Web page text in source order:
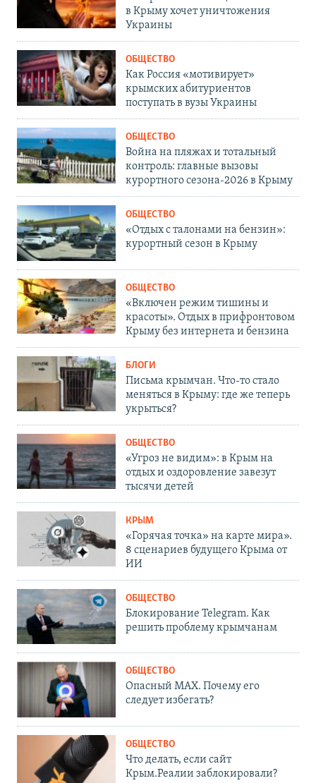
в Крыму хочет уничтожения
Украины
ОБЩЕСТВО
Как Россия «мотивирует»
крымских абитуриентов
поступать в вузы Украины
ОБЩЕСТВО
Война на пляжах и тотальный
контроль: главные вызовы
курортного сезона-2026 в Крыму
ОБЩЕСТВО
«Отдых с талонами на бензин»:
курортный сезон в Крыму
ОБЩЕСТВО
«Включен режим тишины и
красоты». Отдых в прифронтовом
Крыму без интернета и бензина
БЛОГИ
Письма крымчан. Что-то стало
меняться в Крыму: где же теперь
укрыться?
ОБЩЕСТВО
«Угроз не видим»: в Крым на
отдых и оздоровление завезут
тысячи детей
КРЫМ
«Горячая точка» на карте мира».
8 сценариев будущего Крыма от
ИИ
ОБЩЕСТВО
Блокирование Telegram. Как
решить проблему крымчанам
ОБЩЕСТВО
Опасный MAX. Почему его
следует избегать?
ОБЩЕСТВО
Что делать, если сайт
Крым.Реалии заблокировали?